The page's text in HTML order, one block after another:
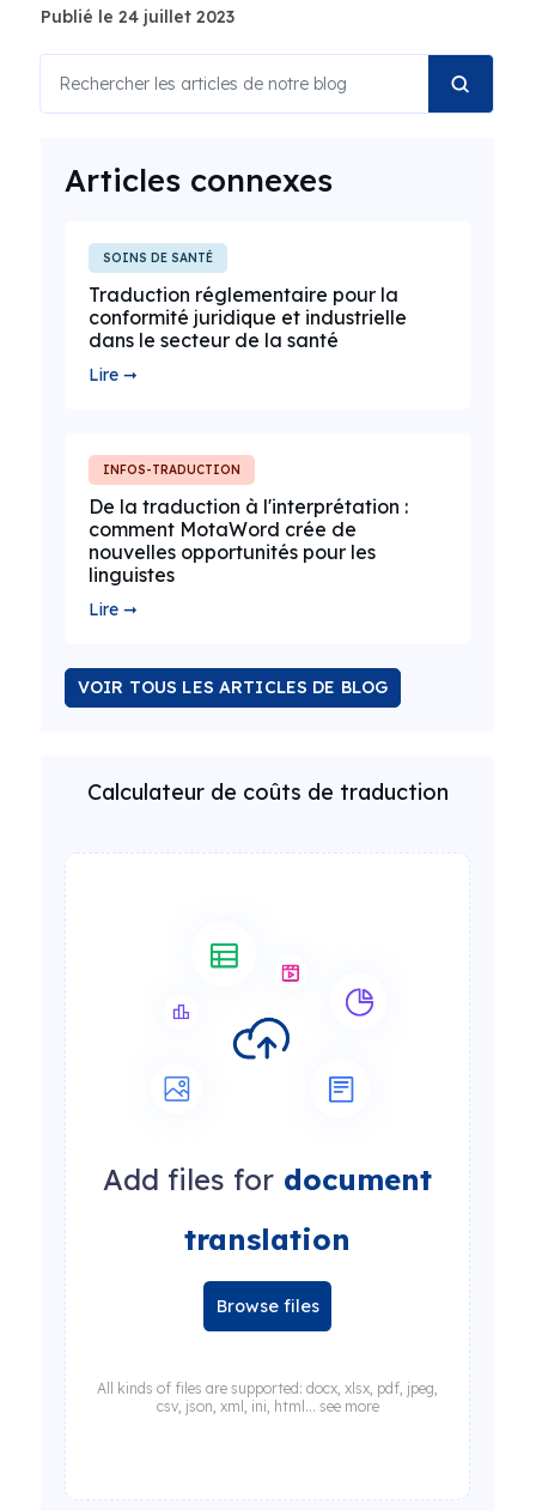
Publié le 24 juillet 2023
Articles connexes
SOINS DE SANTÉ
Traduction réglementaire pour la
conformité juridique et industrielle
dans le secteur de la santé
Lire ➞
INFOS-TRADUCTION
De la traduction à l'interprétation :
comment MotaWord crée de
nouvelles opportunités pour les
linguistes
Lire ➞
VOIR TOUS LES ARTICLES DE BLOG
Calculateur de coûts de traduction
Add files for document
translation
Browse files
All kinds of files are supported: docx, xlsx, pdf, jpeg,
csv, json, xml, ini, html... see more